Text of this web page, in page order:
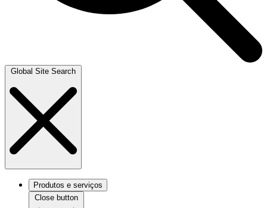
Global Site Search
Produtos e serviços
Close button